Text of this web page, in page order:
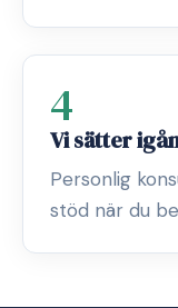
4
Vi sätter
Personlig
stöd när du